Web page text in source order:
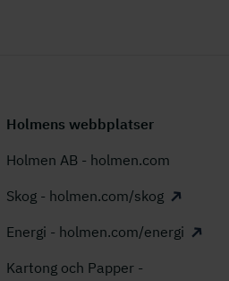
Holmens webbplatser
Holmen AB - holmen.com
Skog - holmen.com/skog
Energi - holmen.com/energi
Kartong och Papper -